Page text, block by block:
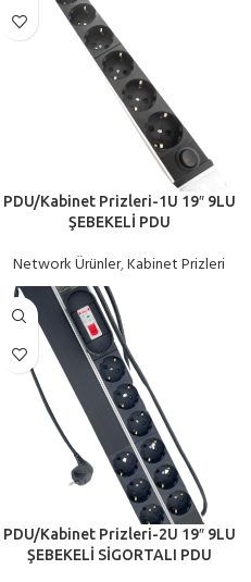
PDU/Kabinet Prizleri-1U 19″ 9LU
ŞEBEKELİ PDU
Network Ürünler,Kabinet Prizleri
PDU/Kabinet Prizleri-2U 19″ 9LU
ŞEBEKELİ SİGORTALI PDU